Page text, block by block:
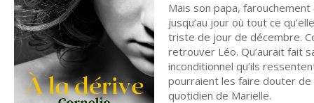
Mais son papa,
jusqu’au jour où tout ce
triste de jour de décembre.
retrouver Léo. Qu’aurait fait
inconditionnel qu’ils
pourraient les faire douter de
quotidien de Marielle.